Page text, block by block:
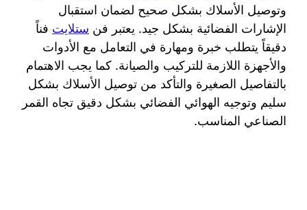
وتوصيل الأسلاك بشكل صحيح لضمان استقبال
الإشارات الفضائية بشكل جيد. يعتبر فن ستلايت فناً
دقيقاً يتطلب خبرة ومهارة في التعامل مع الأدوات
والأجهزة اللازمة للتركيب والصيانة. كما يجب الاهتمام
بالتفاصيل الصغيرة والتأكد من توصيل الأسلاك بشكل
سليم وتوجيه الهوائي الفضائي بشكل دقيق تجاه القمر
الصناعي المناسب.